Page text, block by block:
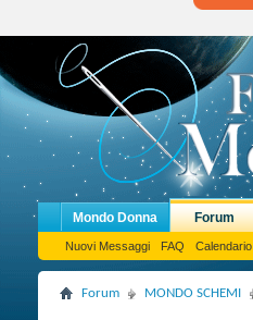
Mondo Donna Forum
Nuovi Messaggi FAQ Calendario
Forum MONDO SCHEMI